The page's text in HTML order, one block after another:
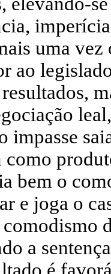
uma
ao
impasse
como
bem o
e joga o
a